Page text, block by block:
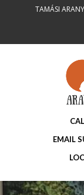
TAMÁSI
EMAIL